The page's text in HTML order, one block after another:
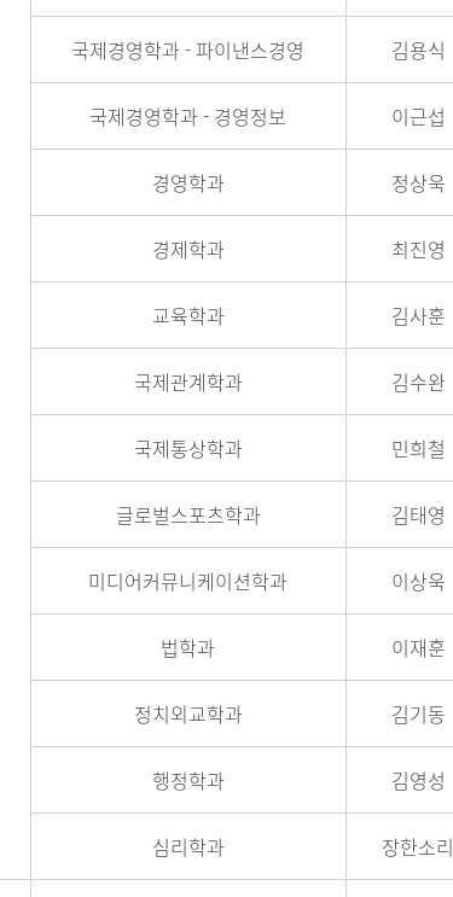
국제경영학과 - 파이낸스경영 김용식
국제경영학과 - 경영정보 이근섭
경영학과 정상욱
경제학과 최진영
교육학과 김사훈
국제관계학과 김수완
국제통상학과 민희철
글로벌스포츠학과 김태영
미디어커뮤니케이션학과 이상욱
법학과 이재훈
정치외교학과 김기동
행정학과 김영성
심리학과 장한소리